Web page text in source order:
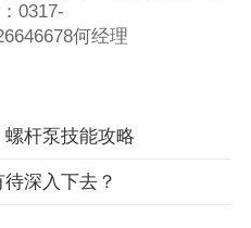
0317-
何经理
杆泵技能攻略
深入下去？